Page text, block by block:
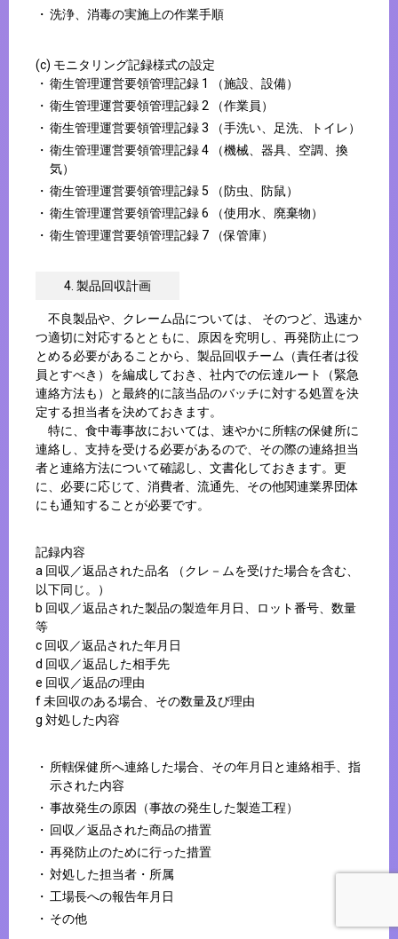
洗浄、消毒の実施上の作業手順
(c) モニタリング記録様式の設定
衛生管理運営要領管理記録 1 （施設、設備）
衛生管理運営要領管理記録 2 （作業員）
衛生管理運営要領管理記録 3 （手洗い、足洗、トイレ）
衛生管理運営要領管理記録 4 （機械、器具、空調、換
気）
衛生管理運営要領管理記録 5 （防虫、防鼠）
衛生管理運営要領管理記録 6 （使用水、廃棄物）
衛生管理運営要領管理記録 7 （保管庫）
4. 製品回収計画
不良製品や、クレーム品については、 そのつど、迅速か
つ適切に対応するとともに、原因を究明し、再発防止につ
とめる必要があることから、製品回収チーム（責任者は役
員とすべき）を編成しておき、社内での伝達ルート（緊急
連絡方法も）と最終的に該当品のバッチに対する処置を決
定する担当者を決めておきます。
特に、食中毒事故においては、速やかに所轄の保健所に
連絡し、支持を受ける必要があるので、その際の連絡担当
者と連絡方法について確認し、文書化しておきます。更
に、必要に応じて、消費者、流通先、その他関連業界団体
にも通知することが必要です。
記録内容
a 回収／返品された品名 （クレ－ムを受けた場合を含む、
以下同じ。）
b 回収／返品された製品の製造年月日、ロット番号、数量
等
c 回収／返品された年月日
d 回収／返品した相手先
e 回収／返品の理由
f 未回収のある場合、その数量及び理由
g 対処した内容
所轄保健所へ連絡した場合、その年月日と連絡相手、指
示された内容
事故発生の原因（事故の発生した製造工程）
回収／返品された商品の措置
再発防止のために行った措置
対処した担当者・所属
工場長への報告年月日
その他